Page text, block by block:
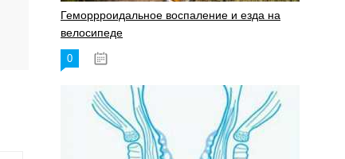
Геморрроидальное воспаление и езда на
велосипеде
0